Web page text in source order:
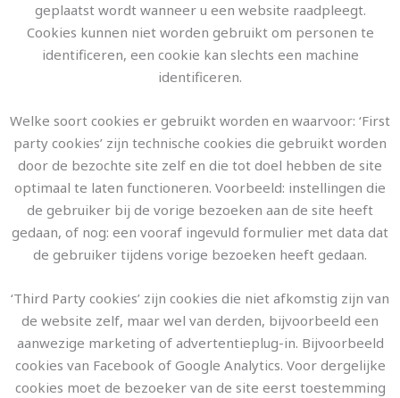
geplaatst wordt wanneer u een website raadpleegt.
Cookies kunnen niet worden gebruikt om personen te
identificeren, een cookie kan slechts een machine
identificeren.
Welke soort cookies er gebruikt worden en waarvoor: ‘First
party cookies’ zijn technische cookies die gebruikt worden
door de bezochte site zelf en die tot doel hebben de site
optimaal te laten functioneren. Voorbeeld: instellingen die
de gebruiker bij de vorige bezoeken aan de site heeft
gedaan, of nog: een vooraf ingevuld formulier met data dat
de gebruiker tijdens vorige bezoeken heeft gedaan.
‘Third Party cookies’ zijn cookies die niet afkomstig zijn van
de website zelf, maar wel van derden, bijvoorbeeld een
aanwezige marketing of advertentieplug-in. Bijvoorbeeld
cookies van Facebook of Google Analytics. Voor dergelijke
cookies moet de bezoeker van de site eerst toestemming